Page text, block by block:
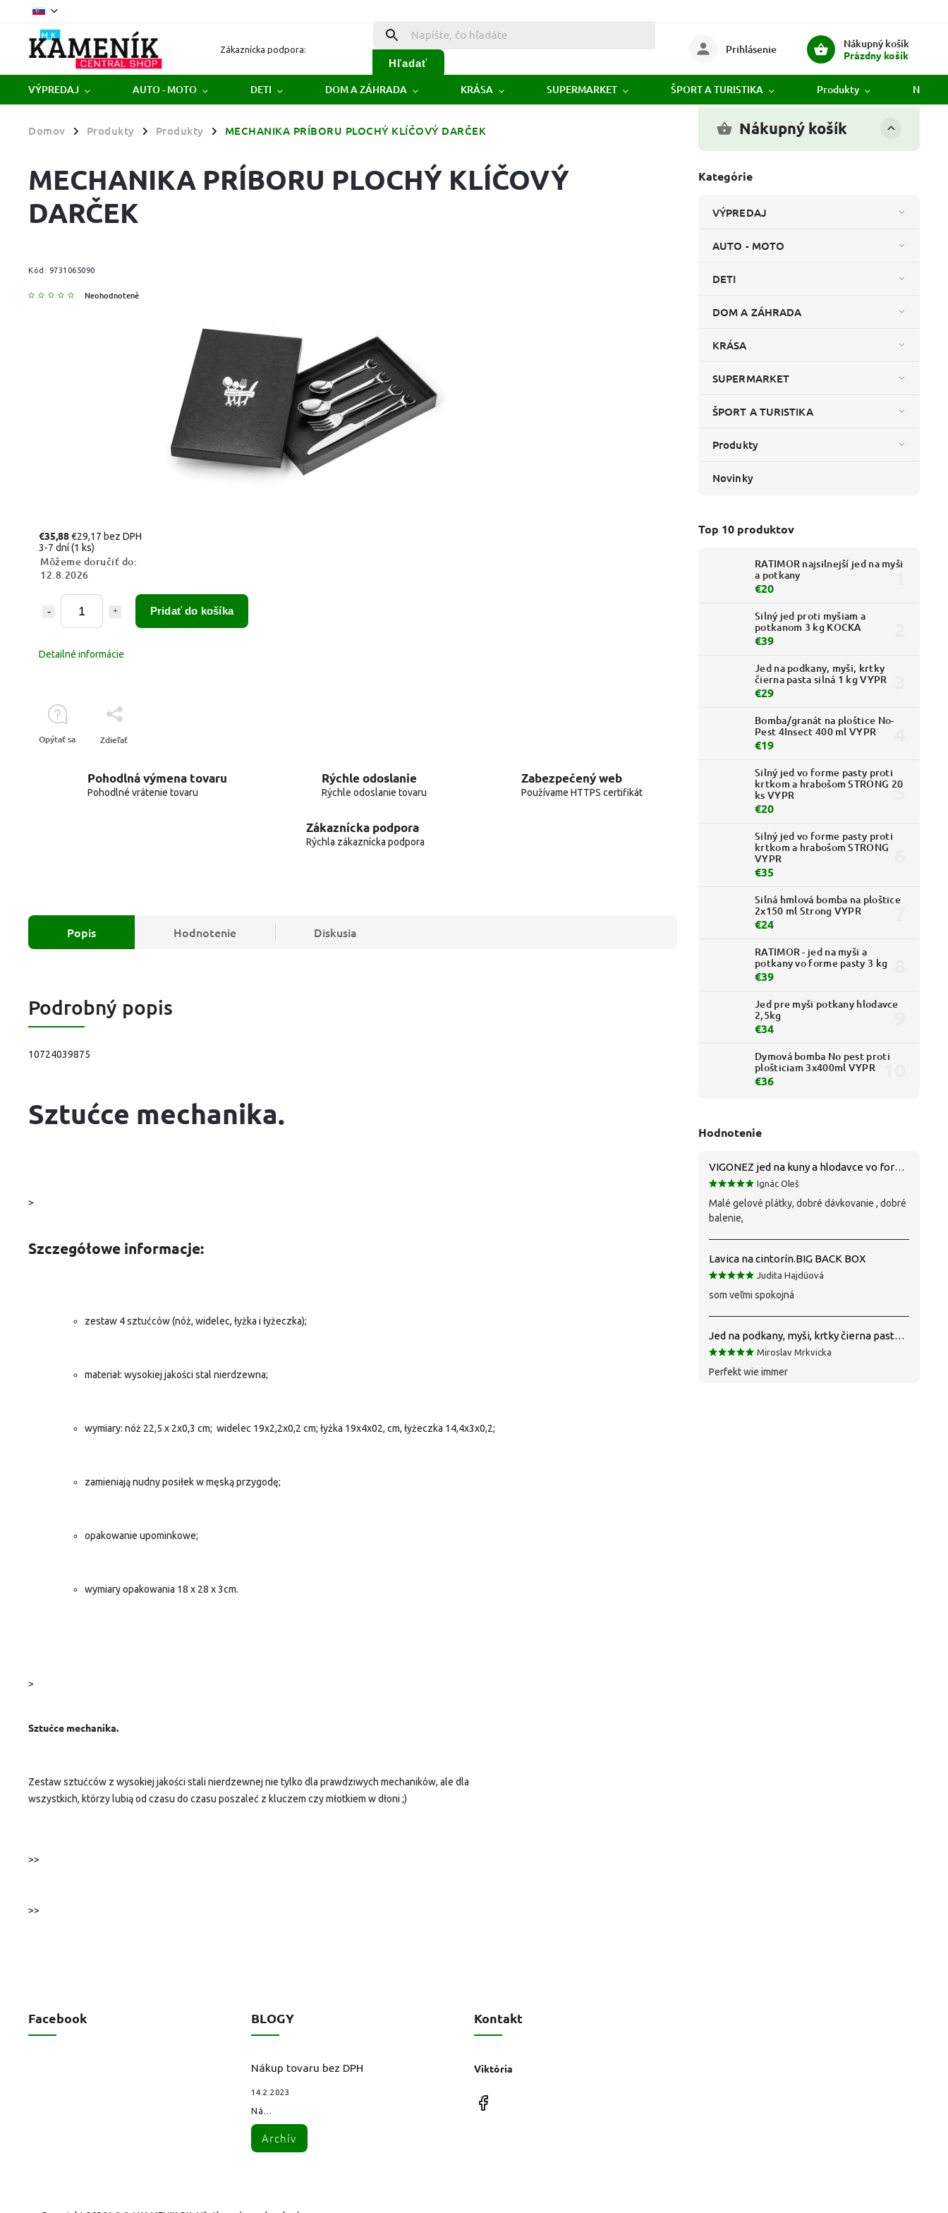
Zákaznícka podpora:
Hľadať
Nákupný košík
Prázdny košík
Prihlásenie
VÝPREDAJ AUTO - MOTO DETI DOM A ZÁHRADA KRÁSA SUPERMARKET ŠPORT A TURISTIKA Produkty
Domov / Produkty / Produkty / MECHANIKA PRÍBORU PLOCHÝ KLÍČOVÝ DARČEK Nákupný košík
Kategórie
VÝPREDAJ
AUTO - MOTO
DETI
DOM A ZÁHRADA
KRÁSA
SUPERMARKET
ŠPORT A TURISTIKA
Produkty
Novinky
Top 10 produktov
RATIMOR najsilnejší jed na myši
a potkany
€20
Silný jed proti myšiam a
potkanom 3 kg KOCKA
€39
Jed na podkany, myši, krtky
čierna pasta silná 1 kg VYPR
€29
Bomba/granát na ploštice No-
Pest 4Insect 400 ml VYPR
€19
Silný jed vo forme pasty proti
krtkom a hrabošom STRONG 20
ks VYPR
€20
Silný jed vo forme pasty proti
krtkom a hrabošom STRONG
VYPR
€35
Silná hmlová bomba na ploštice
2x150 ml Strong VYPR
€24
RATIMOR - jed na myši a
potkany vo forme pasty 3 kg
€39
Jed pre myši potkany hlodavce
2,5kg
€34
Dymová bomba No pest proti
plošticiam 3x400ml VYPR
€36
Hodnotenie
VIGONEZ jed na kuny a hlodavce vo forme pasty 1,5 kg
Ignác Oleš
Malé gelové plátky, dobré dávkovanie , dobré
balenie,
Lavica na cintorín.BIG BACK BOX
Judita Hajdúová
som veľmi spokojná
Jed na podkany, myši, krtky čierna pasta silná 1 kg VYPR
Miroslav Mrkvicka
Perfekt wie immer
MECHANIKA PRÍBORU PLOCHÝ KLÍČOVÝ
DARČEK
Kód: 9731065090
Neohodnotené
€35,88€29,17 bez DPH
3-7 dní(1 ks)
Môžeme doručiť do:
12.8.2026
Pridať do košíka
Detailné informácie
Opýtať sa Zdieľať
Pohodlná výmena tovaru
Pohodlné vrátenie tovaru
Rýchle odoslanie
Rýchle odoslanie tovaru
Zabezpečený web
Používame HTTPS certifikát
Zákaznícka podpora
Rýchla zákaznícka podpora
Popis Hodnotenie Diskusia
Podrobný popis
10724039875
Sztućce mechanika.
>
Szczegółowe informacje:
zestaw 4 sztućców (nóż, widelec, łyżka i łyżeczka);
materiał: wysokiej jakości stal nierdzewna;
wymiary: nóż 22,5 x 2x0,3 cm; widelec 19x2,2x0,2 cm; łyżka 19x4x02, cm, łyżeczka 14,4x3x0,2;
zamieniają nudny posiłek w męską przygodę;
opakowanie upominkowe;
wymiary opakowania 18 x 28 x 3cm.
>
Sztućce mechanika.
Zestaw sztućców z wysokiej jakości stali nierdzewnej nie tylko dla prawdziwych mechaników, ale dla
wszystkich, którzy lubią od czasu do czasu poszaleć z kluczem czy młotkiem w dłoni ;)
>>
>>
Facebook BLOGY
Nákup tovaru bez DPH
14.2.2023
Ná...
Archív
Kontakt
Viktória